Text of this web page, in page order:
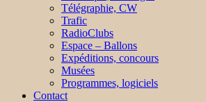
Télégraphie, CW
Trafic
RadioClubs
Espace – Ballons
Expéditions, concours
Musées
Programmes, logiciels
Contact